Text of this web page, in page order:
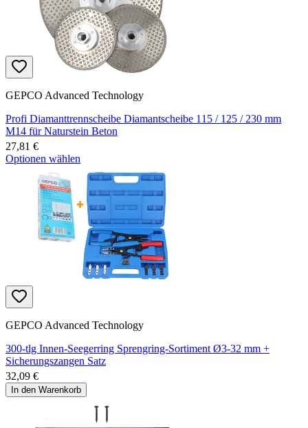
GEPCO Advanced Technology
Profi Diamanttrennscheibe Diamantscheibe 115 / 125 / 230 mm
M14 für Naturstein Beton
27,81 €
Optionen wählen
GEPCO Advanced Technology
300-tlg Innen-Seegerring Sprengring-Sortiment Ø3-32 mm +
Sicherungszangen Satz
32,09 €
In den Warenkorb